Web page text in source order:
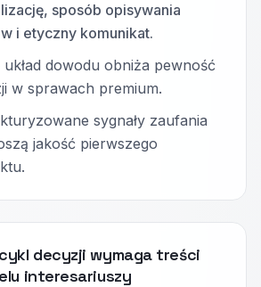
sposób opisywania
i etyczny komunikat.
układ dowodu obniża pewność
w sprawach premium.
sygnały zaufania
jakość pierwszego
cykl decyzji wymaga treści
interesariuszy